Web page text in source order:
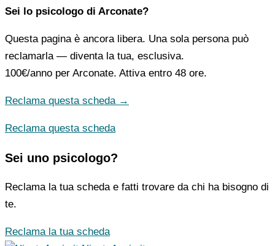
Sei lo psicologo di Arconate?
Questa pagina è ancora libera. Una sola persona può
reclamarla — diventa la tua, esclusiva.
100€/anno per Arconate. Attiva entro 48 ore.
Reclama questa scheda →
Reclama questa scheda
Sei uno psicologo?
Reclama la tua scheda e fatti trovare da chi ha bisogno di
te.
Reclama la tua scheda